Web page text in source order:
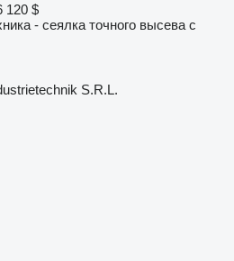
120 $
- сеялка точного высева с
S.R.L.